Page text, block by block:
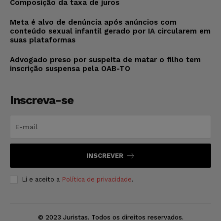
Composição da taxa de juros
Meta é alvo de denúncia após anúncios com
conteúdo sexual infantil gerado por IA circularem em
suas plataformas
Advogado preso por suspeita de matar o filho tem
inscrição suspensa pela OAB-TO
Inscreva-se
INSCREVER
Li e aceito a Política de privacidade.
© 2023 Juristas. Todos os direitos reservados.